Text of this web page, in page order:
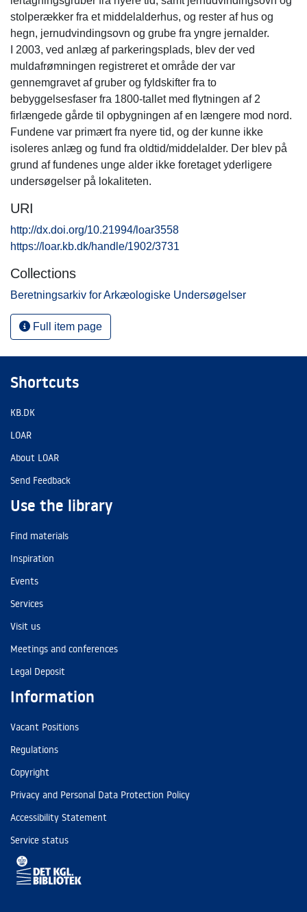
stolperækker fra et middelalderhus, og rester af hus og
hegn, jernudvindingsovn og grube fra yngre jernalder.
I 2003, ved anlæg af parkeringsplads, blev der ved
muldafrømningen registreret et område der var
gennemgravet af gruber og fyldskifter fra to
bebyggelsesfaser fra 1800-tallet med flytningen af 2
firlængede gårde til opbygningen af en længere mod nord.
Fundene var primært fra nyere tid, og der kunne ikke
isoleres anlæg og fund fra oldtid/middelalder. Der blev på
grund af fundenes unge alder ikke foretaget yderligere
undersøgelser på lokaliteten.
URI
http://dx.doi.org/10.21994/loar3558
https://loar.kb.dk/handle/1902/3731
Collections
Beretningsarkiv for Arkæologiske Undersøgelser
Full item page
Shortcuts
KB.DK
LOAR
About LOAR
Send Feedback
Use the library
Find materials
Inspiration
Events
Services
Visit us
Meetings and conferences
Legal Deposit
Information
Vacant Positions
Regulations
Copyright
Privacy and Personal Data Protection Policy
Accessibility Statement
Service status